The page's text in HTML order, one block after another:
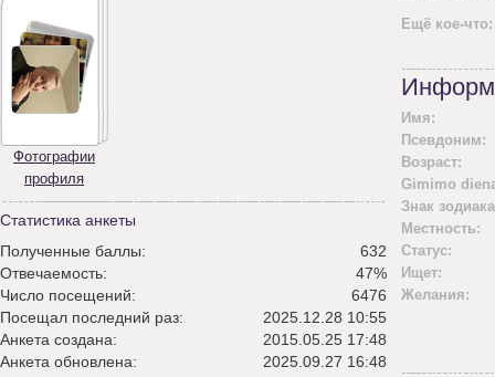
Фотографии
профиля
Статистика анкеты
Полученные баллы:
632
Отвечаемость:
47%
Число посещений:
6476
Посещал последний раз:
2025.12.28 10:55
Анкета создана:
2015.05.25 17:48
Анкета обновлена:
2025.09.27 16:48
Ещё кое-что:
Имя:
Псевдоним:
Возраст:
Gimimo
Знак
Местность:
Статус:
Ищет:
Желания: